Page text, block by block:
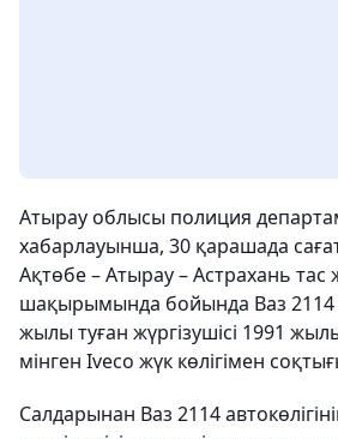
Атырау облысы полиция
хабарлауынша, 30 қарашада
Ақтөбе – Атырау – Астрахань
шақырымында бойында Ваз 2114
жылы туған жүргізушісі 1991
мінген Iveco жүк көлігімен
Салдарынан Ваз 2114